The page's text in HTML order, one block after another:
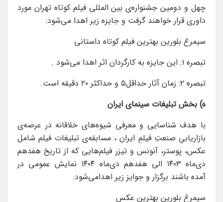
چهل و دومین جشنواره‌ی بین المللی فیلم کوتاه تهران مورد
داوری قرار خواهند گرفت و جایزه زیر اهدا می‌شود:
سیمرغ بلورین بهترین فیلم کوتاه داستانی
تبصره ۱: این جایزه به کارگردان اثر اهدا می‌شود .
تبصره ۲: زمان آثار حداقل۵ و حداکثر ۲۰ دقیقه است.
ه) بخش تبلیغات سینمای ایران
با هدف شناسایی و معرفی شیوه‌های خلاقانه در عرصه‌ی
بازاریابیِ صنعتِ فیلمِ ایران ، مسابقه‌ی تبلیغات فیلم شامل
عکس، پوستر، آنونس و تیزر فیلم‌هایی که از تاریخ هفدهم
دی‌ماه ۱۴۰۳ الی هفدهم دی‌ماه ۱۴۰۴ نمایش عمومی در
آمده باشند برگزار و جوایز زیر اهدامی‌شود:
سیمرغ بلورین بهترین عکس